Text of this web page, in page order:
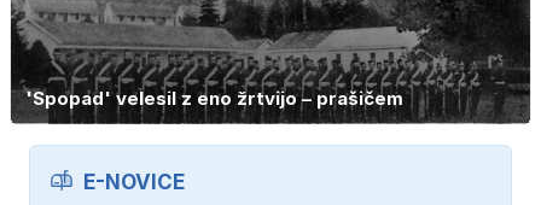
'Spopad' velesil z eno žrtvijo – prašičem
E-NOVICE